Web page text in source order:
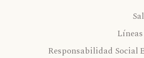
Responsabilidad Social